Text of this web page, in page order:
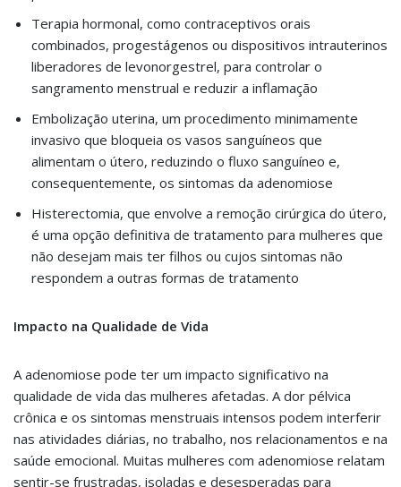
Terapia hormonal, como contraceptivos orais
combinados, progestágenos ou dispositivos intrauterinos
liberadores de levonorgestrel, para controlar o
sangramento menstrual e reduzir a inflamação
Embolização uterina, um procedimento minimamente
invasivo que bloqueia os vasos sanguíneos que
alimentam o útero, reduzindo o fluxo sanguíneo e,
consequentemente, os sintomas da adenomiose
Histerectomia, que envolve a remoção cirúrgica do útero,
é uma opção definitiva de tratamento para mulheres que
não desejam mais ter filhos ou cujos sintomas não
respondem a outras formas de tratamento
Impacto na Qualidade de Vida
A adenomiose pode ter um impacto significativo na
qualidade de vida das mulheres afetadas. A dor pélvica
crônica e os sintomas menstruais intensos podem interferir
nas atividades diárias, no trabalho, nos relacionamentos e na
saúde emocional. Muitas mulheres com adenomiose relatam
sentir-se frustradas, isoladas e desesperadas para